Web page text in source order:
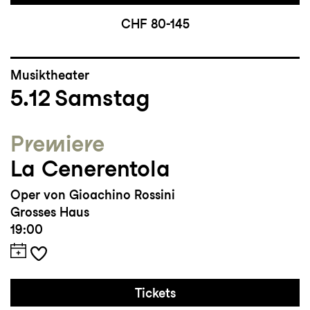
CHF 80-145
Musiktheater
5.12 Samstag
Premiere
La Cenerentola
Oper von Gioachino Rossini
Grosses Haus
19:00
Tickets